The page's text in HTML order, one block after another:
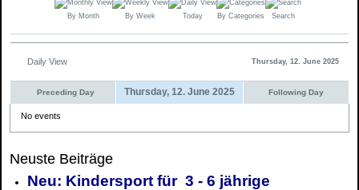
By Month By Week Today By Categories Search
Daily View Thursday, 12. June 2025
Preceding Day Thursday, 12. June 2025 Following Day
No events
Neuste Beiträge
Neu: Kindersport für 3 - 6 jährige